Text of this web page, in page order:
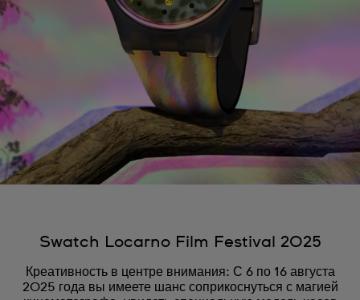
Swatch Locarno Film Festival 2025
Креативность в центре внимания: С 6 по 16 августа
2025 года вы имеете шанс соприкоснуться с магией